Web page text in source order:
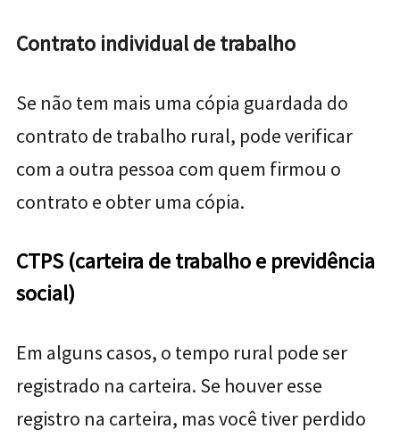
Contrato individual de trabalho
Se não tem mais uma cópia guardada do
contrato de trabalho rural, pode verificar
com a outra pessoa com quem firmou o
contrato e obter uma cópia.
CTPS (carteira de trabalho e previdência
social)
Em alguns casos, o tempo rural pode ser
registrado na carteira. Se houver esse
registro na carteira, mas você tiver perdido